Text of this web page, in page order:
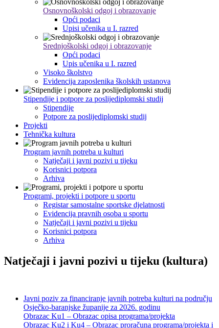
Osnovnoškolski odgoj i obrazovanje
Opći podaci
Upisi učenika u I. razred
Srednjoškolski odgoj i obrazovanje
Opći podaci
Upis učenika u I. razred
Visoko školstvo
Evidencija zaposlenika školskih ustanova
Stipendije i potpore za poslijediplomski studij
Stipendije
Potpore za poslijediplomski studij
Projekti
Tehnička kultura
Program javnih potreba u kulturi
Natječaji i javni pozivi u tijeku
Korisnici potpora
Arhiva
Programi, projekti i potpore u sportu
Registar samostalne sportske djelatnosti
Evidencija pravnih osoba u sportu
Natječaji i javni pozivi u tijeku
Korisnici potpora
Arhiva
Natječaji i javni pozivi u tijeku (kultura)
Javni poziv za financiranje javnih potreba kulturi na području
Osječko-baranjske županije za 2026. godinu
Obrazac Ku1 – Obrazac opisa programa/projekta
Obrazac Ku2 i Ku4 – Obrazac proračuna programa/projekta i